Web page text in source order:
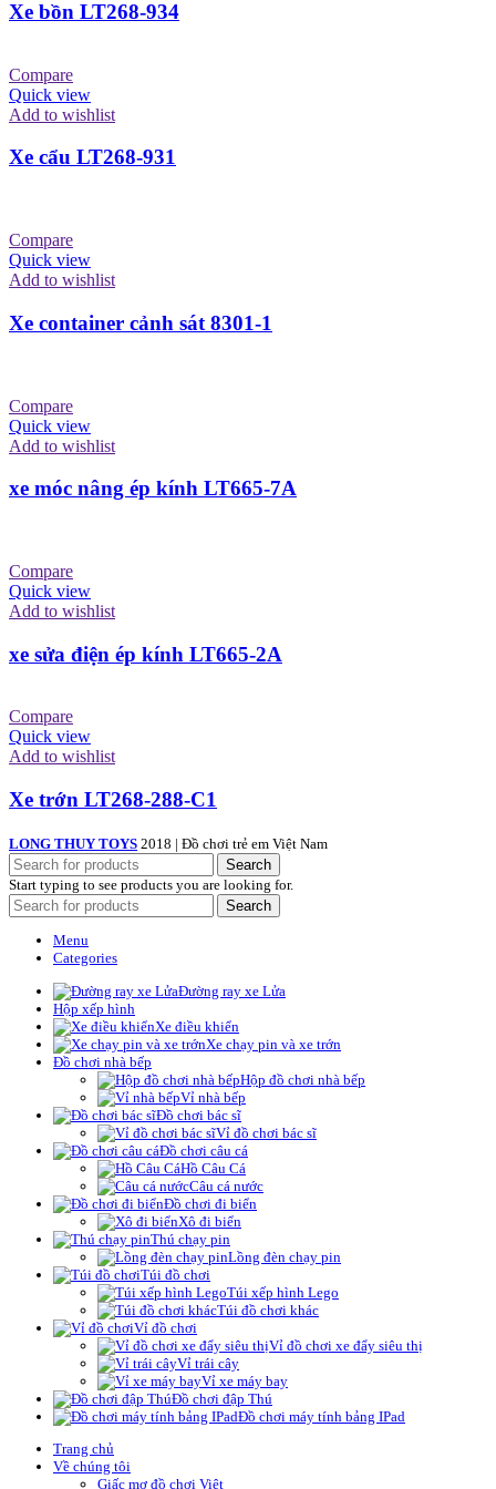
Xe bồn LT268-934
Compare
Quick view
Add to wishlist
Xe cẩu LT268-931
Compare
Quick view
Add to wishlist
Xe container cảnh sát 8301-1
Compare
Quick view
Add to wishlist
xe móc nâng ép kính LT665-7A
Compare
Quick view
Add to wishlist
xe sửa điện ép kính LT665-2A
Compare
Quick view
Add to wishlist
Xe trớn LT268-288-C1
LONG THUY TOYS 2018 | Đồ chơi trẻ em Việt Nam
Search
Start typing to see products you are looking for.
Search
Menu
Categories
Đường ray xe Lửa
Hộp xếp hình
Xe điều khiển
Xe chạy pin và xe trớn
Đồ chơi nhà bếp
Hộp đồ chơi nhà bếp
Vỉ nhà bếp
Đồ chơi bác sĩ
Vỉ đồ chơi bác sĩ
Đồ chơi câu cá
Hồ Câu Cá
Câu cá nước
Đồ chơi đi biển
Xô đi biển
Thú chạy pin
Lồng đèn chạy pin
Túi đồ chơi
Túi xếp hình Lego
Túi đồ chơi khác
Vỉ đồ chơi
Vỉ đồ chơi xe đẩy siêu thị
Vỉ trái cây
Vỉ xe máy bay
Đồ chơi đập Thú
Đồ chơi máy tính bảng IPad
Trang chủ
Về chúng tôi
Giấc mơ đồ chơi Việt